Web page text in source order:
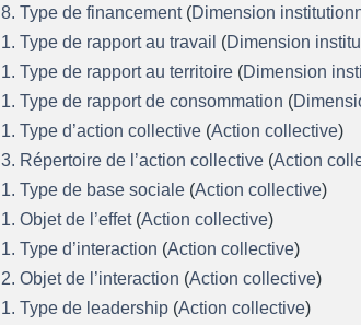
8. Type de financement (Dimension
1. Type de rapport au travail (Dimension
1. Type de rapport au territoire (Dimension
1. Type de rapport de consommation (
1. Type d’action collective (Action collective)
3. Répertoire de l’action collective (Action
1. Type de base sociale (Action collective)
1. Objet de l’effet (Action collective)
1. Type d’interaction (Action collective)
2. Objet de l’interaction (Action collective)
1. Type de leadership (Action collective)